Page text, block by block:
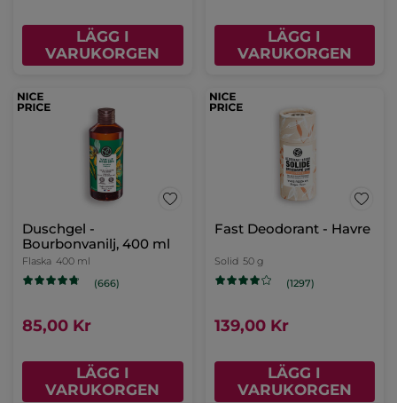
LÄGG I
VARUKORGEN
LÄGG I
VARUKORGEN
Duschgel -
Bourbonvanilj, 400 ml
Flaska 400 ml
(666)
85,00 Kr
LÄGG I
VARUKORGEN
Fast Deodorant - Havre
Solid 50 g
(1297)
139,00 Kr
LÄGG I
VARUKORGEN